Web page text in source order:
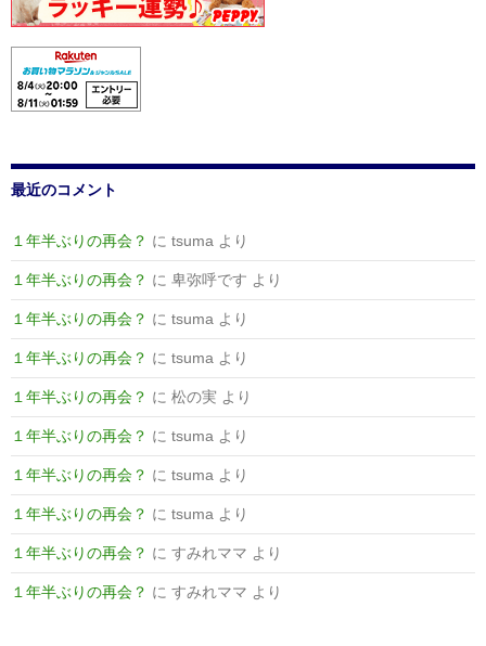
最近のコメント
１年半ぶりの再会？ に tsuma より
１年半ぶりの再会？ に 卑弥呼です より
１年半ぶりの再会？ に tsuma より
１年半ぶりの再会？ に tsuma より
１年半ぶりの再会？ に 松の実 より
１年半ぶりの再会？ に tsuma より
１年半ぶりの再会？ に tsuma より
１年半ぶりの再会？ に tsuma より
１年半ぶりの再会？ に すみれママ より
１年半ぶりの再会？ に すみれママ より